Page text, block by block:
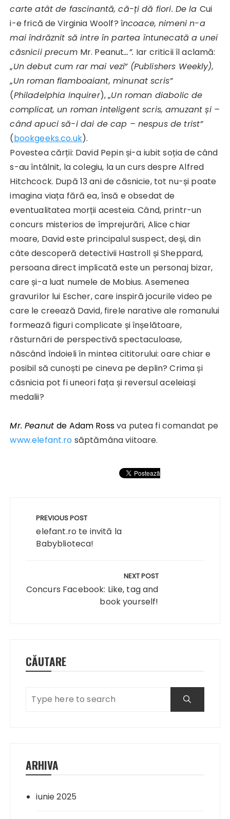
carteatât de fascinantă,că-ți dă fiori. De la Cui
i-e frică de Virginia Woolf? încoace, nimeni n-a
maiîndrăznit săintre în partea întunecată a unei
căsniciiprecum Mr. Peanut…”. Iar criticii îl aclamă:
„Un debut cum rar mai vezi” (Publishers Weekly),
„Un roman flamboaiant, minunat scris”
(Philadelphia Inquirer), „Un roman diabolic de
complicat, un roman inteligent scris, amuzantși –
când apuci să-i dai de cap – nespus de trist”
(bookgeeks.co.uk).
Povestea cărții: David Pepin și-a iubit soția de când
s-au întâlnit, la colegiu, la un curs despre Alfred
Hitchcock. După 13 ani de căsnicie, tot nu-și poate
imagina viața fără ea, însă e obsedat de
eventualitatea morții acesteia. Când, printr-un
concurs misterios de împrejurări, Alice chiar
moare, David este principalul suspect, deși, din
câte descoperă detectivii Hastroll și Sheppard,
persoana direct implicată este un personaj bizar,
care și-a luat numele de Mobius. Asemenea
gravurilor lui Escher, care inspiră jocurile video pe
care le creează David, firele narative ale romanului
formează figuri complicate și înșelătoare,
răsturnări de perspectivă spectaculoase,
născând îndoieli în mintea cititorului: oare chiar e
posibil să cunoști pe cineva pe deplin? Crima și
căsnicia pot fi uneori fața și reversul aceleiași
medalii?
Mr. Peanutde Adam Rossva putea fi comandat pe
www.elefant.ro săptămâna viitoare.
articole
PREVIOUS POST
elefant.ro te invită la
Babyblioteca!
NEXT POST
Concurs Facebook: Like, tag and
book yourself!
CĂUTARE
ARHIVA
iunie 2025